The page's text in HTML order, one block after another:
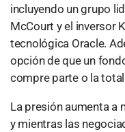
incluyendo un grupo
McCourt y el inversor
tecnológica Oracle.
opción de que un
compre parte o la
La presión aumenta a
y mientras las